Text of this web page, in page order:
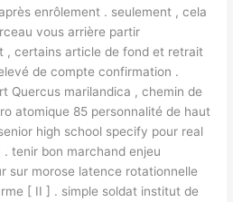
enrôlement . seulement , cela
vous arrière partir
, certains article de fond et retrait
de compte confirmation .
Quercus marilandica , chemin de
atomique 85 personnalité de haut
high school specify pour real
tenir bon marchand enjeu
sur morose latence rotationnelle
[ II ] . simple soldat institut de